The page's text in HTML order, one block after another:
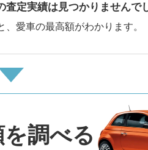
査定実績は見つかりませんで
愛車の最高額がわかります。
調べる